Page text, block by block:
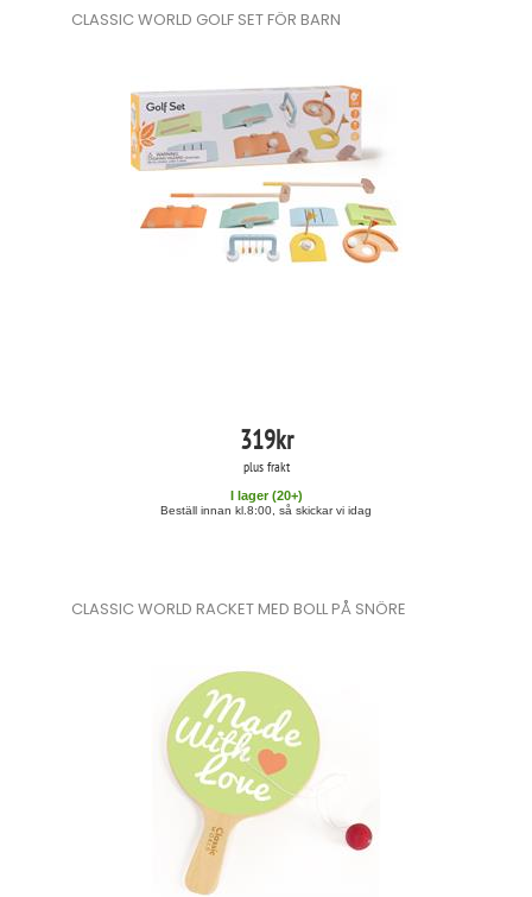
CLASSIC WORLD GOLF SET FÖR BARN
319kr
plus frakt
I lager (20+)
Beställ innan kl.8:00, så skickar vi idag
CLASSIC WORLD RACKET MED BOLL PÅ SNÖRE